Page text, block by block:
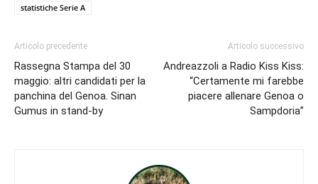
statistiche Serie A
Articolo precedente
Rassegna Stampa del 30
maggio: altri candidati per la
panchina del Genoa. Sinan
Gumus in stand-by
Articolo successivo
Andreazzoli a Radio Kiss Kiss:
“Certamente mi farebbe
piacere allenare Genoa o
Sampdoria”